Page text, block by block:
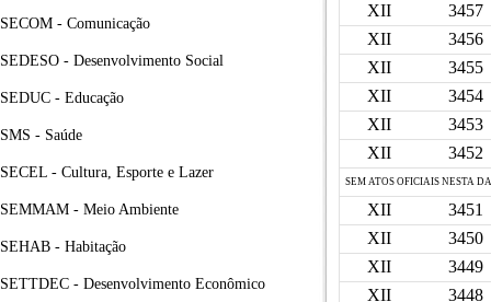
SECOM - Comunicação
SEDESO - Desenvolvimento Social
SEDUC - Educação
SMS - Saúde
SECEL - Cultura, Esporte e Lazer
SEMMAM - Meio Ambiente
SEHAB - Habitação
SETTDEC - Desenvolvimento Econômico
XII
3457
XII
3456
XII
3455
XII
3454
XII
3453
XII
3452
SEM ATOS OFICIAIS NESTA
XII
3451
XII
3450
XII
3449
XII
3448